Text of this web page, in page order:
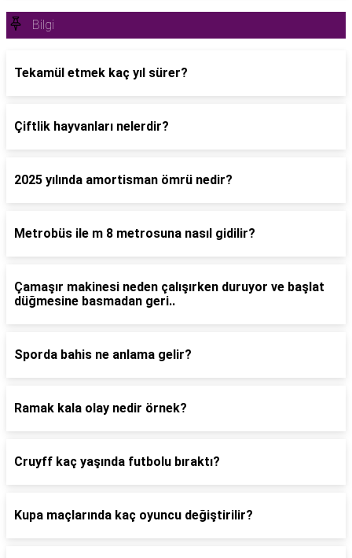
Bilgi
Tekamül etmek kaç yıl sürer?
Çiftlik hayvanları nelerdir?
2025 yılında amortisman ömrü nedir?
Metrobüs ile m 8 metrosuna nasıl gidilir?
Çamaşır makinesi neden çalışırken duruyor ve başlat
düğmesine basmadan geri..
Sporda bahis ne anlama gelir?
Ramak kala olay nedir örnek?
Cruyff kaç yaşında futbolu bıraktı?
Kupa maçlarında kaç oyuncu değiştirilir?